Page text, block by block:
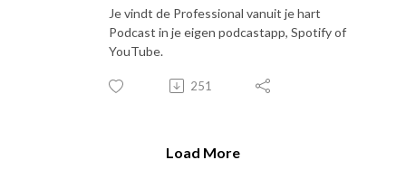
Je vindt de Professional vanuit je hart
Podcast in je eigen podcastapp, Spotify of
YouTube.
251
Load More